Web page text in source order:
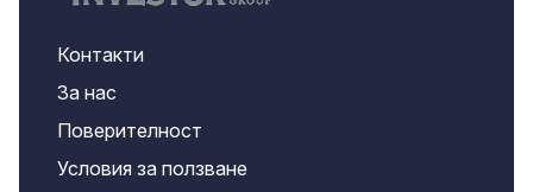
Контакти
За нас
Поверителност
Условия за ползване